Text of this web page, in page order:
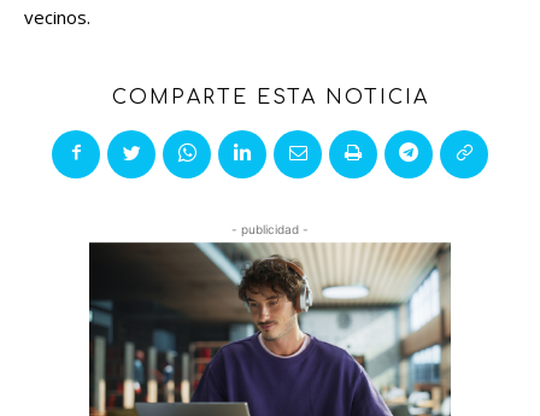
vecinos.
COMPARTE ESTA NOTICIA
- publicidad -